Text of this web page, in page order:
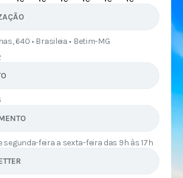
640 • Brasileia • Betim-MG
segunda-feira a sexta-feira das 9h às 17h